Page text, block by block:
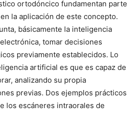
ortodóncico fundamentan parte
la aplicación de este concepto.
básicamente la inteligencia
tomar decisiones
previamente establecidos. Lo
artificial es que es capaz de
analizando su propia
previas. Dos ejemplos prácticos
los escáneres intraorales de